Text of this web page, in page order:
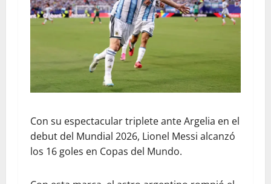
Con su espectacular triplete ante Argelia en el
debut del Mundial 2026, Lionel Messi alcanzó
los 16 goles en Copas del Mundo.